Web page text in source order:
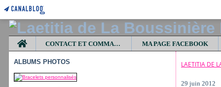
Home
CONTACT ET COMMANDES MA PAGE FACEBOOK
ALBUMS PHOTOS LAETITIA DE
29 juin 2012